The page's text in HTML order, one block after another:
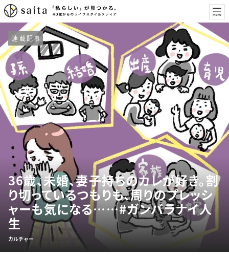
連載記事
36歳、未婚、妻子持ちのカレが好き。割
り切っているつもりも、周りのプレッシ
ャーも気になる……#ガンバラナイ人
生
カルチャー